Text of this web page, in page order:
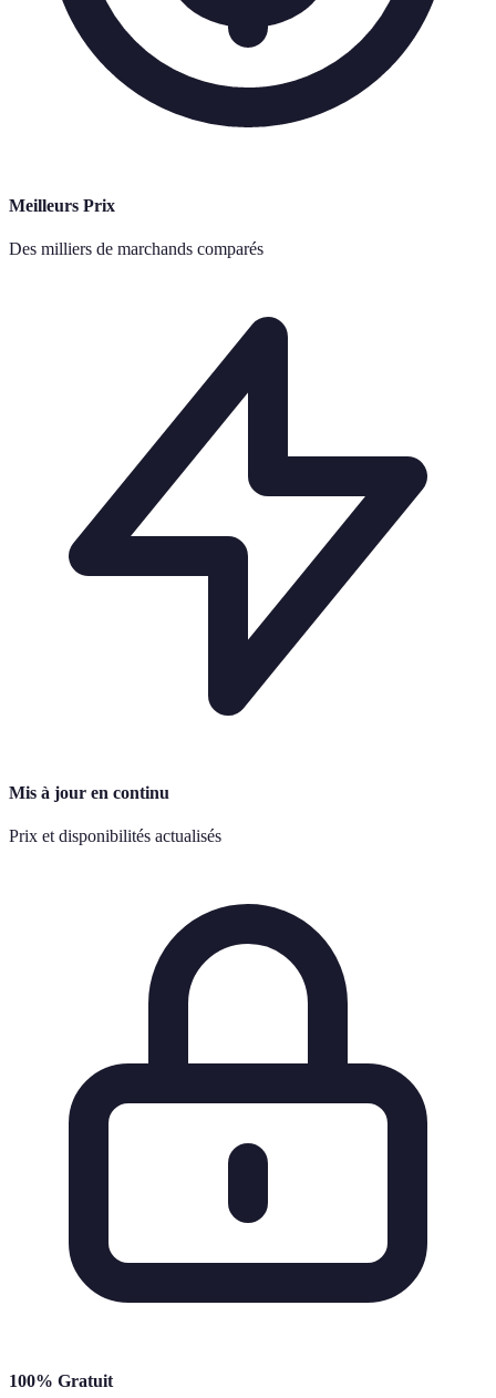
Meilleurs Prix
Des milliers de marchands comparés
Mis à jour en continu
Prix et disponibilités actualisés
100% Gratuit